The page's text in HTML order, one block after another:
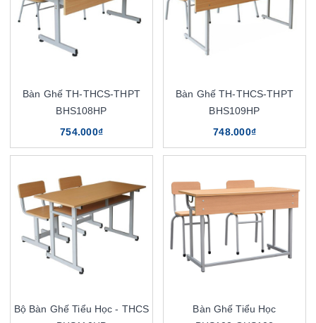
Bàn Ghế TH-THCS-THPT
BHS108HP
754.000₫
Bàn Ghế TH-THCS-THPT
BHS109HP
748.000₫
Bộ Bàn Ghế Tiểu Học - THCS
Bàn Ghế Tiểu Học